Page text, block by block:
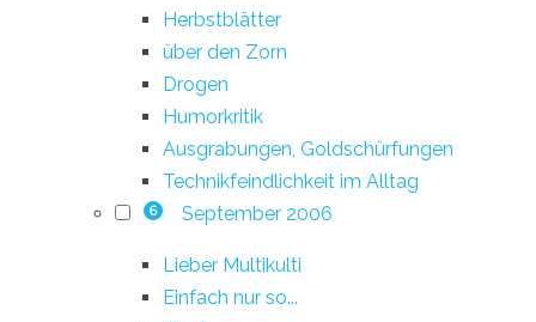
Herbstblätter
über den Zorn
Drogen
Humorkritik
Ausgrabungen, Goldschürfungen
Technikfeindlichkeit im Alltag
6 September 2006
Lieber Multikulti
Einfach nur so...